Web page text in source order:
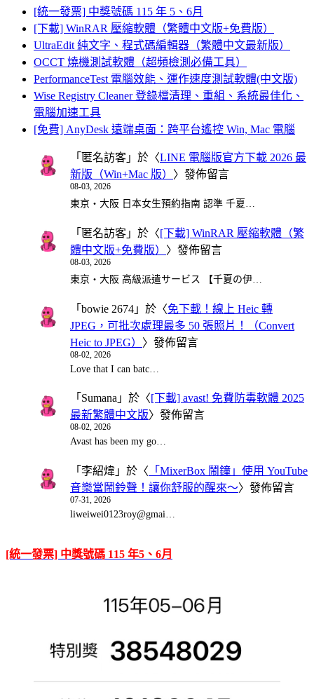
[統一發票] 中獎號碼 115 年 5、6月
[下載] WinRAR 壓縮軟體（繁體中文版+免費版）
UltraEdit 純文字、程式碼編輯器（繁體中文最新版）
OCCT 燒機測試軟體（超頻檢測必備工具）
PerformanceTest 電腦效能、運作速度測試軟體(中文版)
Wise Registry Cleaner 登錄檔清理、重組、系統最佳化、
電腦加速工具
[免費] AnyDesk 遠端桌面：跨平台遙控 Win, Mac 電腦
「 匿名訪客 」於〈LINE 電腦版官方下載 2026 最
新版（Win+Mac 版） 〉發佈留言
08-03, 2026
東京・大阪 日本女生預約指南 認準 千夏…
「 匿名訪客 」於〈[下載] WinRAR 壓縮軟體（繁
體中文版+免費版） 〉發佈留言
08-03, 2026
東京・大阪 高級派遣サービス 【千夏の伊…
「 bowie 2674 」於〈免下載！線上 Heic 轉
JPEG，可批次處理最多 50 張照片！（Convert
Heic to JPEG） 〉發佈留言
08-02, 2026
Love that I can batc…
「 Sumana 」於〈[下載] avast! 免費防毒軟體 2025
最新繁體中文版〉發佈留言
08-02, 2026
Avast has been my go…
「 李紹煒 」於〈 「MixerBox 鬧鐘」使用 YouTube
音樂當鬧鈴聲！讓你舒服的醒來～〉發佈留言
07-31, 2026
liweiwei0123roy@gmai…
[統一發票] 中獎號碼 115 年5、6月